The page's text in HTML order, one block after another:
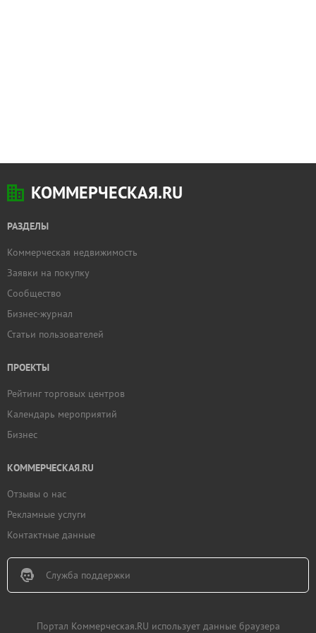
КОММЕРЧЕСКАЯ.RU
РАЗДЕЛЫ
Коммерческая недвижимость
Заявки на покупку
Сообщество
Бизнес-журнал
Статьи пользователей
ПРОЕКТЫ
Рейтинг торговых центров
Календарь мероприятий
Бизнес
КОММЕРЧЕСКАЯ.RU
Отзывы о нас
Рекламные услуги
Контактные данные
Служба поддержки
Портал Коммерческая.RU использует данные браузера